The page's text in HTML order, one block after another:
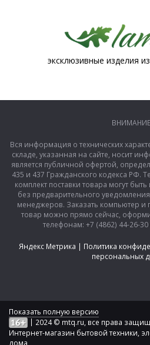
эксклюзивные изделия
Вся информация о технических
складе, указанная на сайте, носит
является публичной офертой,
435 и 437 Гражданского кодекса РФ.
комплект поставки товара могут
без предварительного
менеджеров. Заказать компьютер
товар можно прямо сейчас,
телефонам: +7 (4862) 44-26-
Яндекс Метрика | Политика
персональных
Показать полную версию
| 2024 © mtq.ru, все права
Интернет-магазин бытовой техники,
дома